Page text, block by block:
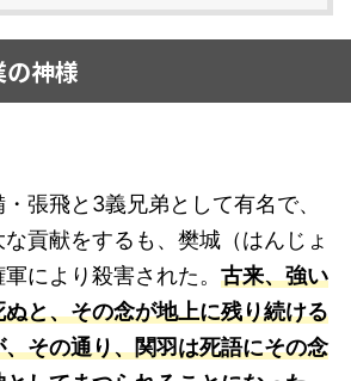
神様
張飛と3義兄弟として有名で、
貢献をするも、樊城（はんじょ
により殺害された。 古来、強い
と、その念が地上に残り続ける
その通り、関羽は死語にその念